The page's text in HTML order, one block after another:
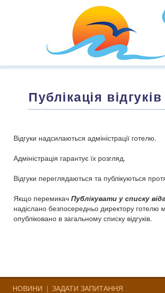
Публікація відгуків
Відгуки надсилаються адміністрації готелю.
Адміністрація гарантує їх розгляд.
Відгуки переглядаються та публікуються
Якщо перемикач Публікувати у списку
надіслано безпосередньо директору готелю
опубліковано в загальному списку відгуків.
НОВИНИ ЗАДАТИ ЗАПИТАННЯ